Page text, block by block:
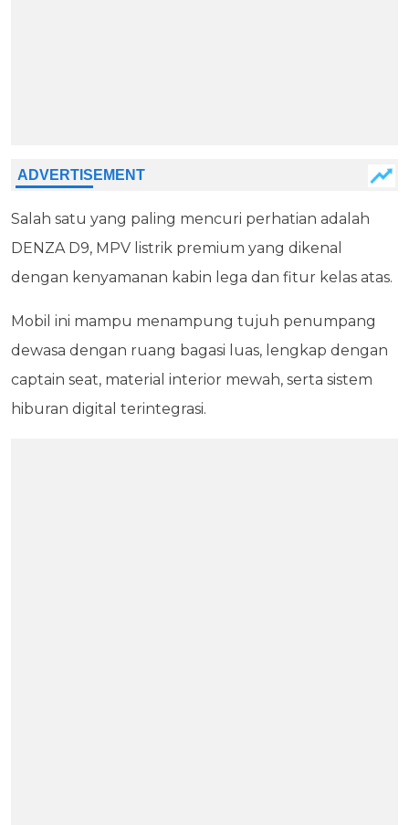
Salah satu yang paling mencuri perhatian adalah
DENZA D9, MPV listrik premium yang dikenal
dengan kenyamanan kabin lega dan fitur kelas atas.
Mobil ini mampu menampung tujuh penumpang
dewasa dengan ruang bagasi luas, lengkap dengan
captain seat, material interior mewah, serta sistem
hiburan digital terintegrasi.